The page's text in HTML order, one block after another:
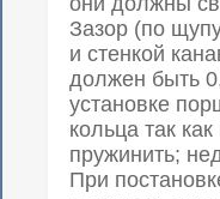
Зазор (по
и стенкой
должен быть
установке
кольца так
пружинить;
При